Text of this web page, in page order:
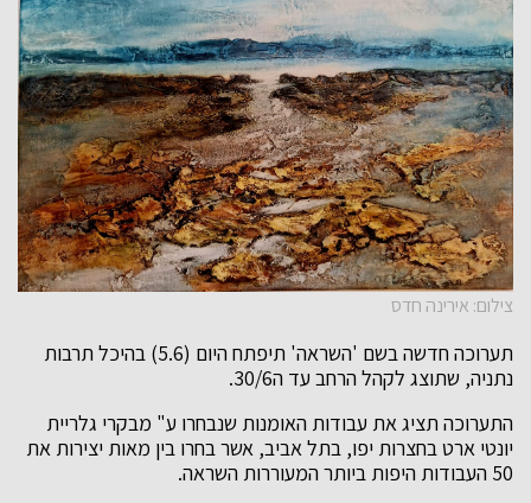
צילום: אירינה חדס
תערוכה חדשה בשם 'השראה' תיפתח היום (5.6) בהיכל תרבות
נתניה, שתוצג לקהל הרחב עד ה30/6.
התערוכה תציג את עבודות האומנות שנבחרו ע" מבקרי גלריית
יונטי ארט בחצרות יפו, בתל אביב, אשר בחרו בין מאות יצירות את
50 העבודות היפות ביותר המעוררות השראה.